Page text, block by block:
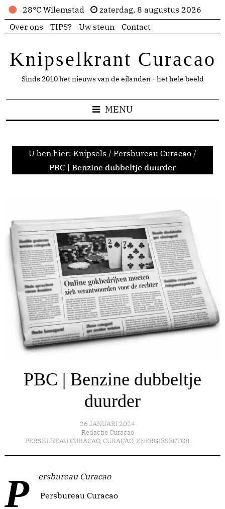
28°C Wilemstad
zaterdag, 8 augustus 2026
Over ons
TIPS? Uw steun Contact
Knipselkrant Curacao
Sinds 2010 het nieuws van de eilanden - het hele beeld
MENU
U ben hier: Knipsels / Persbureau Curacao /
PBC | Benzine dubbeltje duurder
PBC | Benzine dubbeltje
duurder
26 JANUARI 2024
Redactie Curacao
PERSBUREAU CURACAO, CURAÇAO, ENERGIESECTOR
Persbureau Curacao
Persbureau Curacao